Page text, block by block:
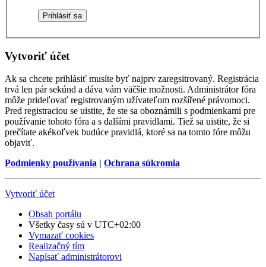
Vytvoriť účet
Ak sa chcete prihlásiť musíte byť najprv zaregsitrovaný. Registrácia
trvá len pár sekúnd a dáva vám väčšie možnosti. Administrátor fóra
môže prideľovať registrovaným užívateľom rozšířené právomoci.
Pred registraciou se uistite, že ste sa oboznámili s podmienkami pre
používanie tohoto fóra a s dalšími pravidlami. Tiež sa uistite, že si
prečítate akékoľvek budúce pravidlá, ktoré sa na tomto fóre môžu
objaviť.
Podmienky používania | Ochrana súkromia
Vytvoriť účet
Obsah portálu
Všetky časy sú v UTC+02:00
Vymazať cookies
Realizačný tím
Napísať administrátorovi